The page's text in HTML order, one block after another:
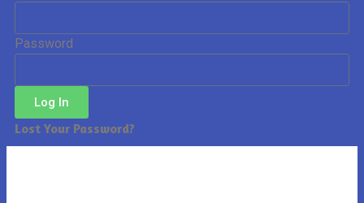
Password
Log In
Lost Your Password?